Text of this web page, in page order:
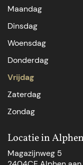
Maandag
Dinsdag
Woensdag
Donderdag
Vrijdag
Zaterdag
Zondag
Locatie in
Magazijnweg 5